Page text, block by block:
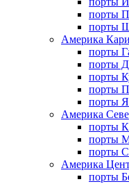
порты
порты
Америка
порты
порты
порты
порты
порты
Америка
порты
порты
порты
Америка
порты